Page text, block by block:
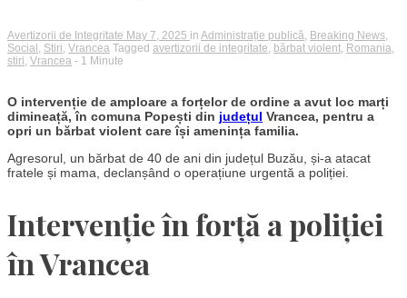
Avertizorii de Integritate May 7, 2025 in Administrație publică, Breaking News,
Social , Stiri, Vrancea Tagged avertizorii de integritate, bărbat violent, Romania,
stiri, Vrancea - 1 Minute
O intervenție de amploare a forțelor de ordine a avut loc marți
dimineață, în comuna Popești din județul Vrancea, pentru a
opri un bărbat violent care își amenința familia.
Agresorul, un bărbat de 40 de ani din județul Buzău, și-a atacat
fratele și mama, declanșând o operațiune urgentă a poliției.
Intervenție în forță a poliției
în Vrancea